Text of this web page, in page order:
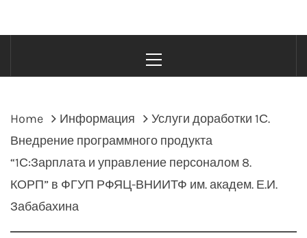
Menu
Home Информация
Услуги доработки 1С.
Внедрение программного продукта
“1С:Зарплата и управление персоналом 8.
КОРП” в ФГУП РФЯЦ-ВНИИТФ им. академ. Е.И.
Забабахина